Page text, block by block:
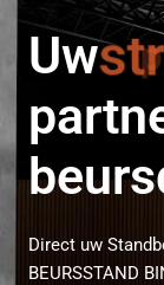
Uw
Direct uw
BEURSSTAND